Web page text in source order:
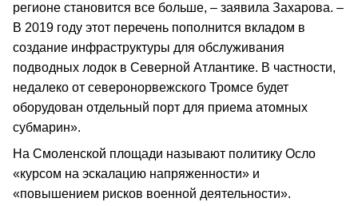
регионе становится все больше, – заявила Захарова. –
В 2019 году этот перечень пополнится вкладом в
создание инфраструктуры для обслуживания
подводных лодок в Северной Атлантике. В частности,
недалеко от северонорвежского Тромсе будет
оборудован отдельный порт для приема атомных
субмарин».
На Смоленской площади называют политику Осло
«курсом на эскалацию напряженности» и
«повышением рисков военной деятельности».